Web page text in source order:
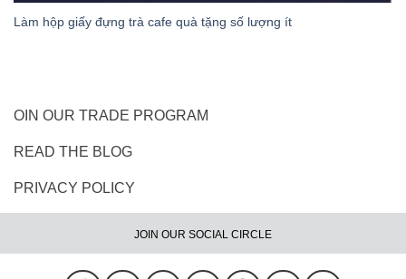
Làm hộp giấy đựng trà cafe quà tặng số lượng ít
OIN OUR TRADE PROGRAM
READ THE BLOG
PRIVACY POLICY
JOIN OUR SOCIAL CIRCLE